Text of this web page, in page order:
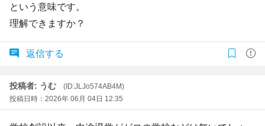
という意味です。
理解できますか？
返信する
投稿者: うむ
(ID:JLJo574AB4M)
投稿日時：2026年 06月 04日 12:35